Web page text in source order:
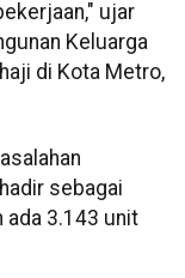
ujar
Keluarga
di Kota Metro,
sebagai
ada 3.143 unit